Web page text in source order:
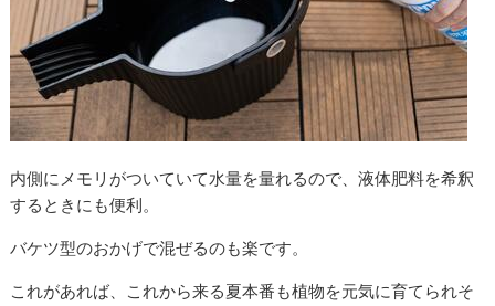
内側にメモリがついていて水量を量れるので、液体肥料を希釈
するときにも便利。
バケツ型のおかげで混ぜるのも楽です。
これがあれば、これから来る夏本番も植物を元気に育てられそ